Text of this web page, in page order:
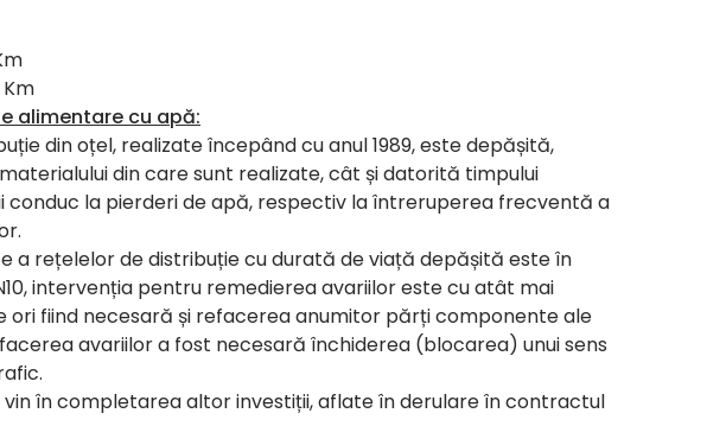
alimentare cu apă:
din oțel, realizate începând cu anul 1989, este depășită,
din care sunt realizate, cât și datorită timpului
conduc la pierderi de apă, respectiv la întreruperea frecventă a
a rețelelor de distribuție cu durată de viață depășită este în
intervenția pentru remedierea avariilor este cu atât mai
ori fiind necesară și refacerea anumitor părți componente ale
avariilor a fost necesară închiderea (blocarea) unui sens
în completarea altor investiții, aflate în derulare în contractul